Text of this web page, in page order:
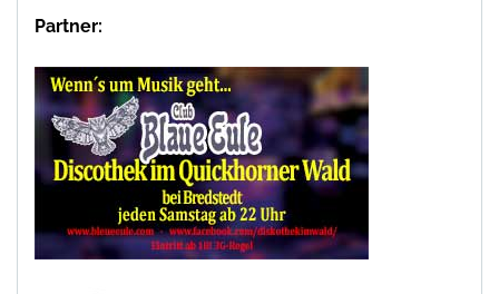
Partner: